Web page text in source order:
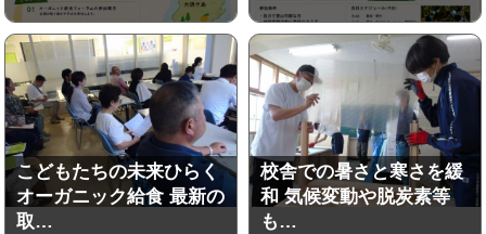
こどもたちの未来ひらく
オーガニック給食 最新の
取…
校舎での暑さと寒さを緩
和 気候変動や脱炭素等
も…